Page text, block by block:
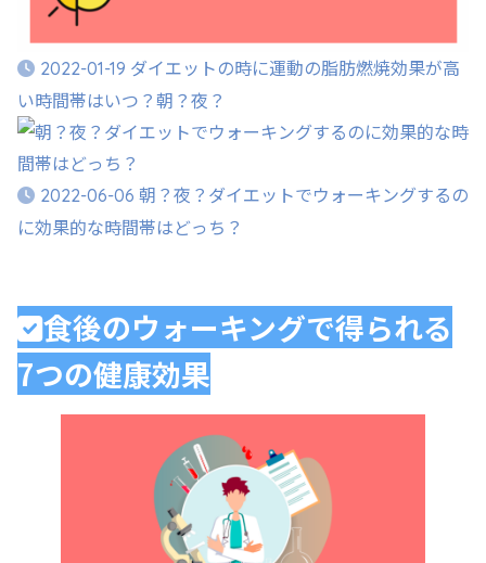
2022-01-19 ダイエットの時に運動の脂肪燃焼効果が高
い時間帯はいつ？朝？夜？
2022-06-06 朝？夜？ダイエットでウォーキングするの
に効果的な時間帯はどっち？
食後のウォーキングで得られる
7つの健康効果